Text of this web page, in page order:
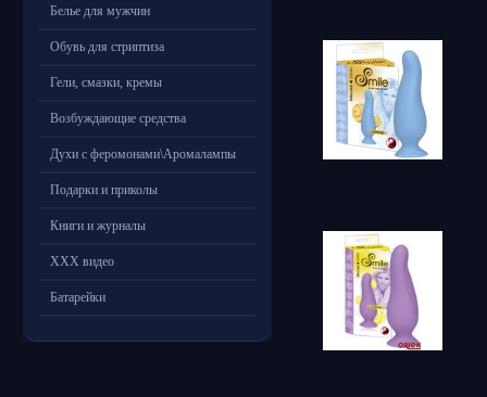
Белье для мужчин
Обувь для стриптиза
Гели, смазки, кремы
Возбуждающие средства
Духи с феромонами\Аромалампы
Подарки и приколы
Книги и журналы
ХХХ видео
Батарейки